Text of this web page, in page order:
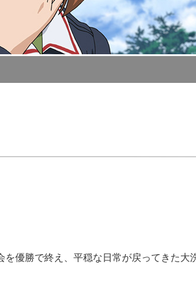
優勝で終え、平穏な日常が戻ってきた大